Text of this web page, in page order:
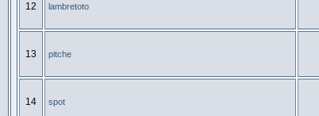
12 lambretoto
13 pitche
14 spot